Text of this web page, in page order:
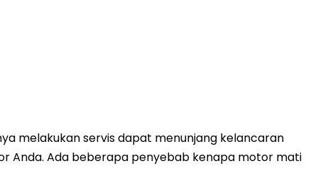
melakukan servis dapat menunjang kelancaran
Anda. Ada beberapa penyebab kenapa motor mati